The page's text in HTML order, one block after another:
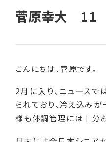
菅原幸大 11
こんにちは、菅原です。
2月に入り、ニュース
られており、冷え込みが
様も体調管理には十分